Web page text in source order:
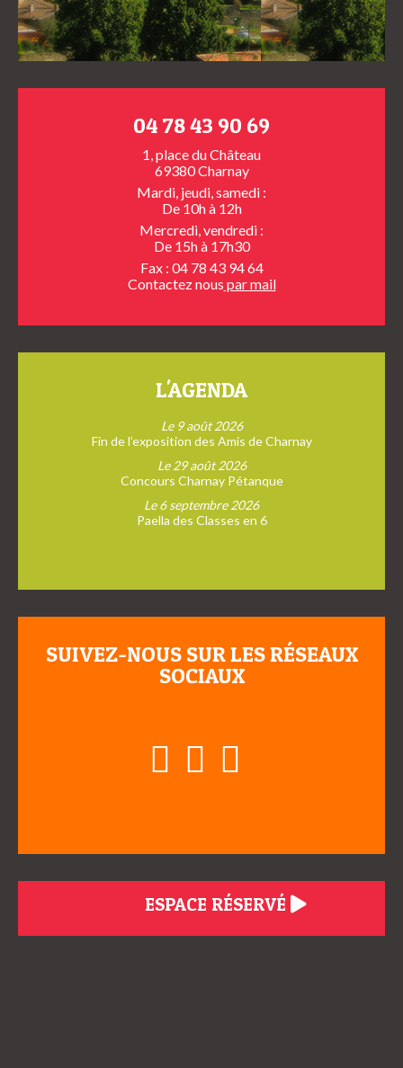
04 78 43 90 69
1, place du Château
69380 Charnay
Mardi, jeudi, samedi :
De 10h à 12h
Mercredi, vendredi :
De 15h à 17h30
Fax : 04 78 43 94 64
Contactez nous par mail
L'AGENDA
Le 9 août 2026
Fin de l’exposition des Amis de Charnay
Le 29 août 2026
Concours Charnay Pétanque
Le 6 septembre 2026
Paella des Classes en 6
SUIVEZ-NOUS SUR LES RÉSEAUX
SOCIAUX
ESPACE RÉSERVÉ